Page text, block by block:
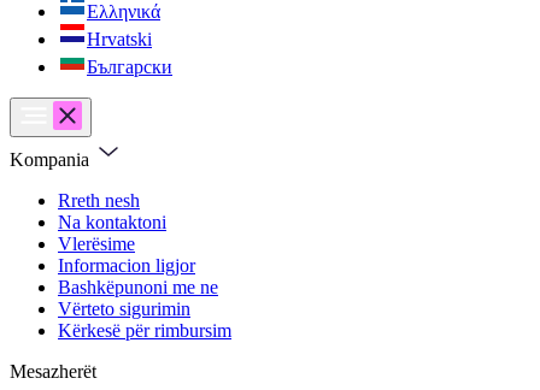
Ελληνικά
Hrvatski
Български
Kompania
Rreth nesh
Na kontaktoni
Vlerësime
Informacion ligjor
Bashkëpunoni me ne
Vërteto sigurimin
Kërkesë për rimbursim
Mesazherët